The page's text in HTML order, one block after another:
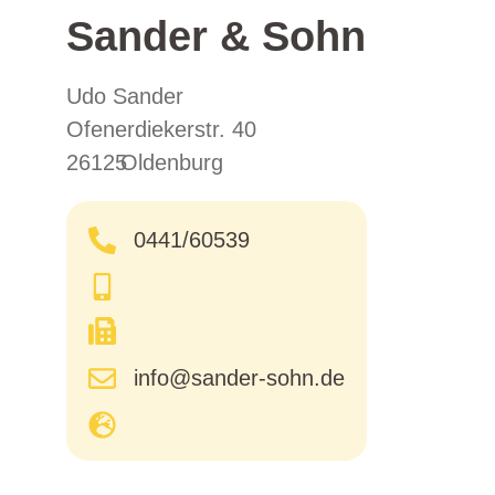
Sander & Sohn
Udo Sander
Ofenerdiekerstr. 40
26125Oldenburg
0441/60539
info@sander-sohn.de